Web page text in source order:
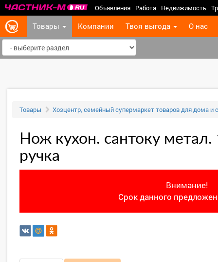
Объявления Работа Недвижимость
Товары Компании Твоя выгода О нас
Товары Хозцентр, семейный супермаркет товаров для дома и
Нож кухон. сантоку
ручка
Внимание!
Срок данного
‹